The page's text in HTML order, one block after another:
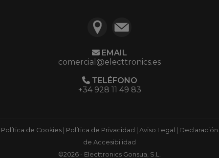
EMAIL
comercial@electtronics.es
TELÉFONO
+34 928 11 49 83
Política de Cookies Política de Privacidad Aviso Legal
Declaración
de Accesibilidad
©2026 - Electtronics Gonsua, S.L.